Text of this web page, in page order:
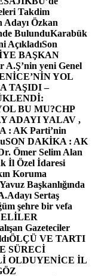
Takdim
Özkan
BulunduKarabük
AçıkladıSon
BAŞKAN
A.Ş’nin yeni Genel
YOL
TAŞIDI –
BU MU?CHP
ADAYI YALAV ,
: AK Parti’nin
SON DAKİKA : AK
Ömer Selim Alan
İl Özel İdaresi
Koruma
Başkanlığında
Sertaş
şehre bir vefa
Gazeteciler
ÖLÇÜ VE TARTI
SÜRECİ
OLDUYENİCE İL